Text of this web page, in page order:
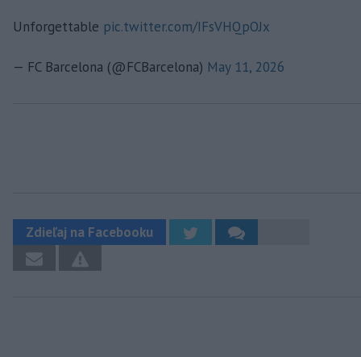
Unforgettable pic.twitter.com/IFsVHQpOJx
— FC Barcelona (@FCBarcelona) May 11, 2026
Zdieľaj na Facebooku